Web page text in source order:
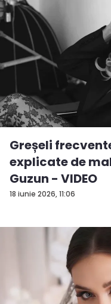
18 iunie 2026, 11:06
Greșeli
explicate de
Guzun - VIDEO